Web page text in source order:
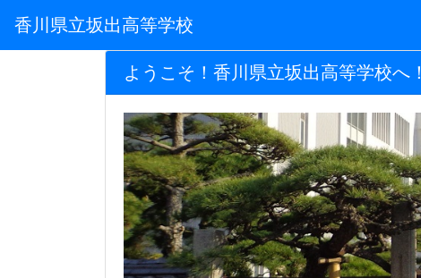
香川県立坂出高等学校
ようこそ！香川県立坂出高等学校へ！
お知らせ 学校案内
坂高TOP お知らせ 学校案内